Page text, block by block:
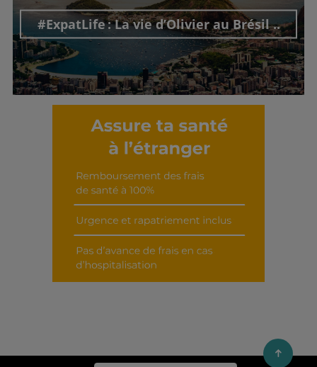
#ExpatLife : La vie d’Olivier au Brésil ..
Découvrir cet interview